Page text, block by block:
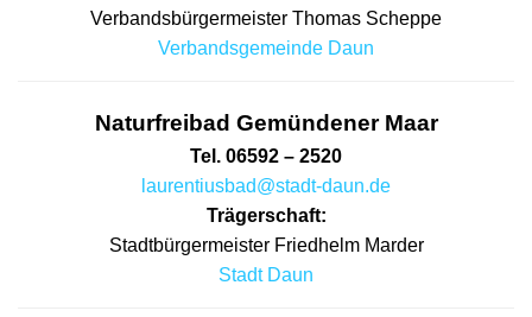
Verbandsbürgermeister Thomas Scheppe
Verbandsgemeinde Daun
Naturfreibad Gemündener Maar
Tel. 06592 – 2520
laurentiusbad@stadt-daun.de
Trägerschaft:
Stadtbürgermeister Friedhelm Marder
Stadt Daun